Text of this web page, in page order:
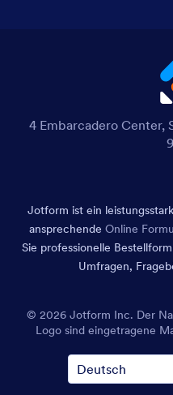
4 Embarcadero Center,
Jotform ist ein
ansprechende Online
Sie professionelle
Umfragen,
© 2026 Jotform Inc. Der
Logo sind eingetragene